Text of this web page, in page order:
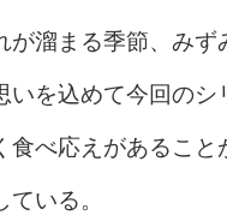
溜まる季節、み
を込めて今回の
食べ応えがあるこ
いる。